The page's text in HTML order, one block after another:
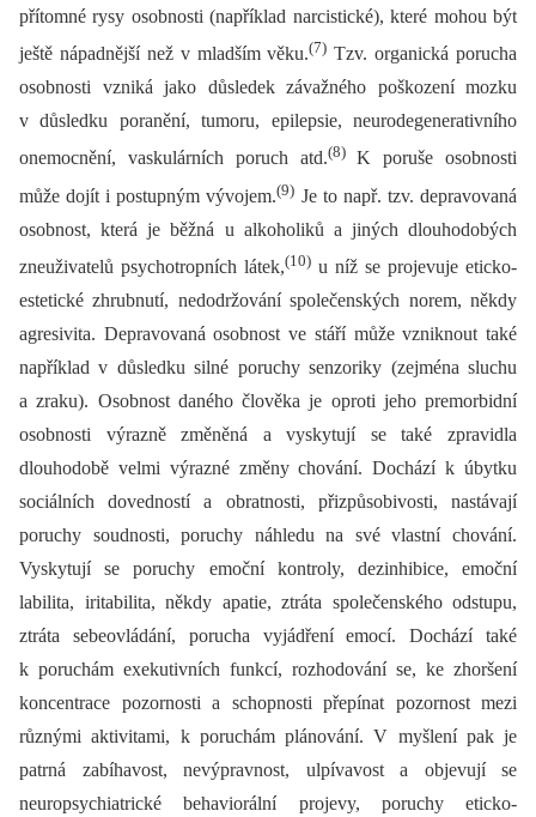
přítomné rysy osobnosti (například narcistické), které mohou být
ještě nápadnější než v mladším věku.(7) Tzv. organická porucha
osobnosti vzniká jako důsledek závažného poškození mozku
v důsledku poranění, tumoru, epilepsie, neurodegenerativního
onemocnění, vaskulárních poruch atd.(8)K poruše osobnosti
může dojít i postupným vývojem.(9) Je to např. tzv. depravovaná
osobnost, která je běžná u alkoholiků a jiných dlouhodobých
zneuživatelů psychotropních látek,(10) u níž se projevuje eticko-
estetické zhrubnutí, nedodržování společenských norem, někdy
agresivita. Depravovaná osobnost ve stáří může vzniknout také
například v důsledku silné poruchy senzoriky (zejména sluchu
a zraku). Osobnost daného člověka je oproti jeho premorbidní
osobnosti výrazně změněná a vyskytují se také zpravidla
dlouhodobě velmi výrazné změny chování. Dochází k úbytku
sociálních dovedností a obratnosti, přizpůsobivosti, nastávají
poruchy soudnosti, poruchy náhledu na své vlastní chování.
Vyskytují se poruchy emoční kontroly, dezinhibice, emoční
labilita, iritabilita, někdy apatie, ztráta společenského odstupu,
ztráta sebeovládání, porucha vyjádření emocí. Dochází také
k poruchám exekutivních funkcí, rozhodování se, ke zhoršení
koncentrace pozornosti a schopnosti přepínat pozornost mezi
různými aktivitami, k poruchám plánování. V myšlení pak je
patrná zabíhavost, nevýpravnost, ulpívavost a objevují se
neuropsychiatrické behaviorální projevy, poruchy eticko-